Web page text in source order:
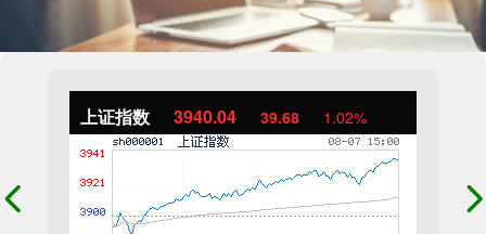
上证指数 3940.04 39.68 1.02%